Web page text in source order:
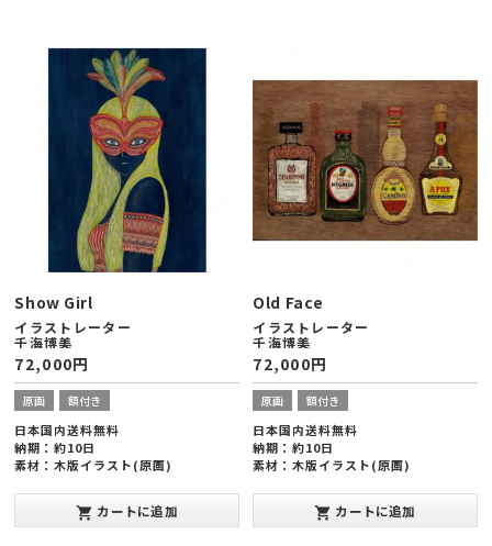
Show Girl
イラストレーター
千海博美
72,000円
原画 額付き
日本国内送料無料
納期：約10日
素材：木版イラスト(原画)
み20mm(半切版)
発表年：2013年10月
shopping_cart カートに追加
Old Face
イラストレーター
千海博美
72,000円
原画 額付き
日本国内送料無料
納期：約10日
素材：木版イラスト(原画)
み20mm(半切版)
発表年：2013年10月
shopping_cart カートに追加